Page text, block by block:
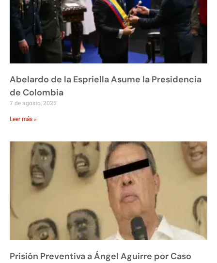
Abelardo de la Espriella Asume la Presidencia
de Colombia
7 de agosto, 2026
Leer más »
Prisión Preventiva a Ángel Aguirre por Caso